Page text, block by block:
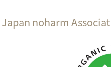
Japan noharm